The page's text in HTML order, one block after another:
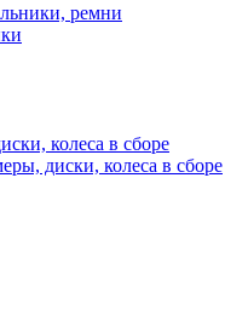
ремни
колеса в сборе
диски, колеса в сборе